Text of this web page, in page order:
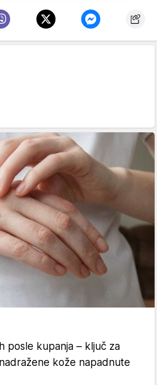
posle kupanja – ključ za
kože napadnute